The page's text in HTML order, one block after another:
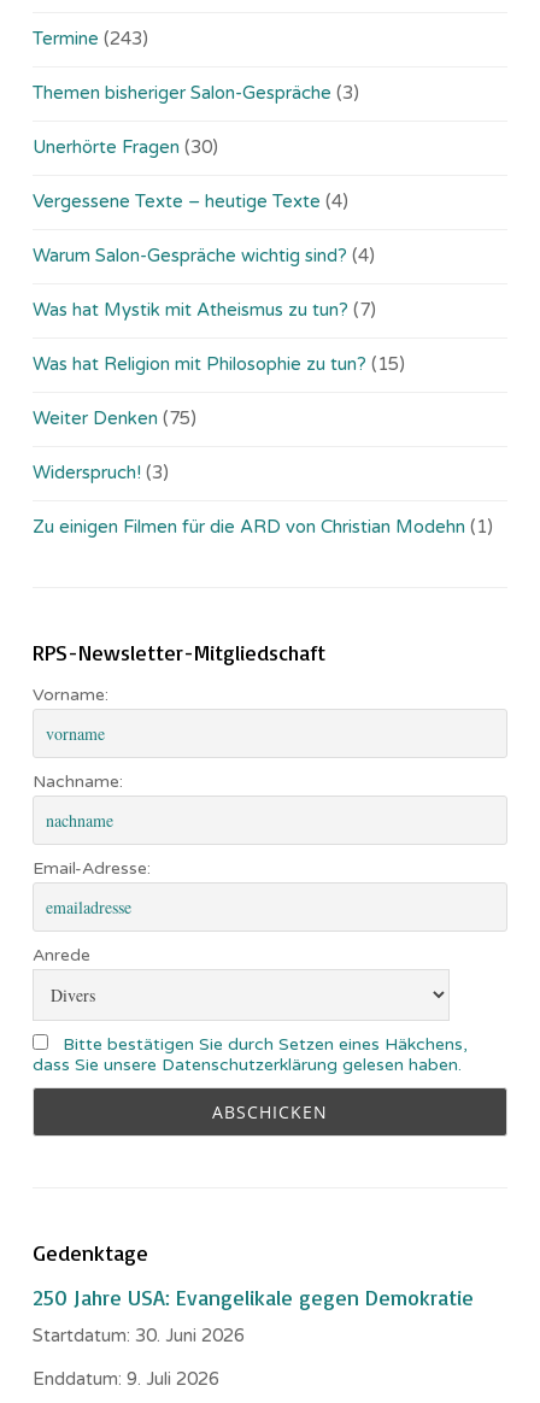
Termine (243)
Themen bisheriger Salon-Gespräche (3)
Unerhörte Fragen (30)
Vergessene Texte – heutige Texte (4)
Warum Salon-Gespräche wichtig sind? (4)
Was hat Mystik mit Atheismus zu tun? (7)
Was hat Religion mit Philosophie zu tun? (15)
Weiter Denken (75)
Widerspruch! (3)
Zu einigen Filmen für die ARD von Christian Modehn (1)
RPS-Newsletter-Mitgliedschaft
Vorname:
Nachname:
Email-Adresse:
Anrede
Bitte bestätigen Sie durch Setzen eines Häkchens,
dass Sie unsere Datenschutzerklärung gelesen haben.
Gedenktage
250 Jahre USA: Evangelikale gegen Demokratie
Startdatum: 30. Juni 2026
Enddatum: 9. Juli 2026